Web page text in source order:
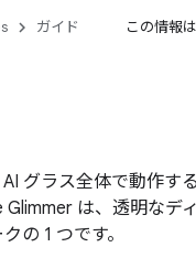
ガイド この情報
グラス全体で動作す
は、透明なデ
の 1 つです。